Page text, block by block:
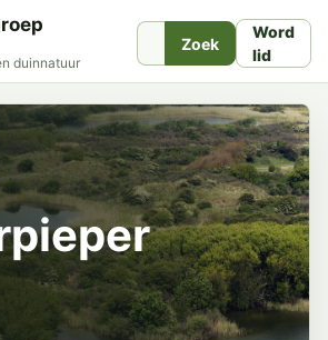
duinnatuur
Zoek
Word
lid